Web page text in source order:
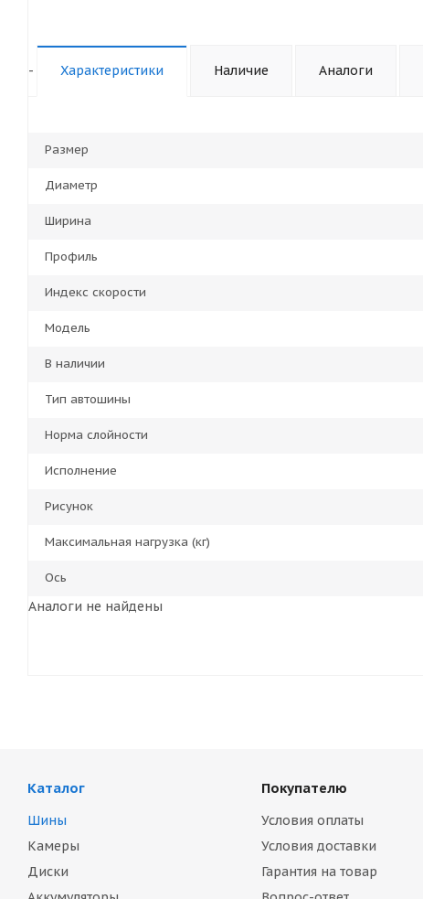
- Характеристики Наличие Аналоги
Размер
Диаметр
Ширина
Профиль
Индекс скорости
Модель
В наличии
Тип автошины
Норма слойности
Исполнение
Рисунок
Максимальная нагрузка (кг)
Ось
Аналоги не найдены
Каталог
Шины
Камеры
Диски
Покупателю
Условия оплаты
Условия доставки
Гарантия на товар